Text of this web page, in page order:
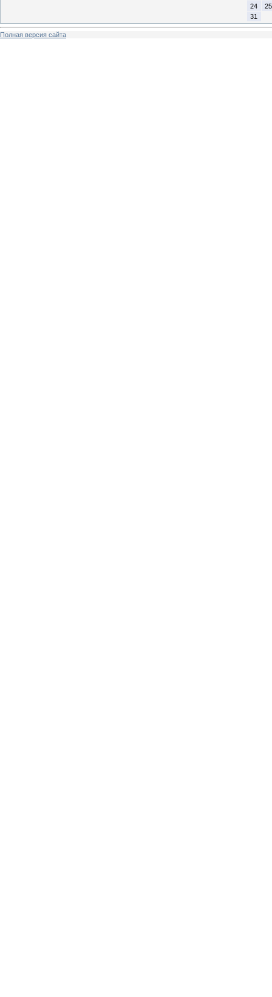
24
25
31
Полная версия сайта